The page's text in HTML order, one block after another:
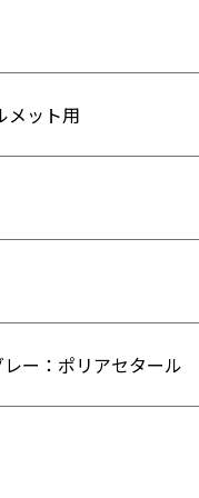
メット用
ー：ポリアセタール